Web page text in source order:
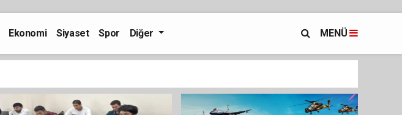
Ekonomi Siyaset Spor Diğer MENÜ